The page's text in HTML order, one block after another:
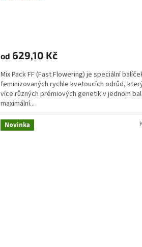
od 629,10 Kč
Mix Pack FF (Fast Flowering) je speciální
feminizovaných rychle kvetoucích odrůd,
více různých prémiových genetik v jednom
maximální...
Novinka